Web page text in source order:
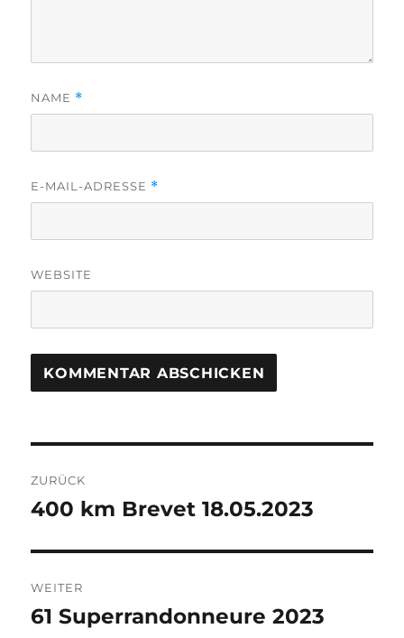
NAME *
E-MAIL-ADRESSE *
WEBSITE
ZURÜCK
Vorheriger
400 km Brevet 18.05.2023
WEITER
Nächster
61 Superrandonneure 2023